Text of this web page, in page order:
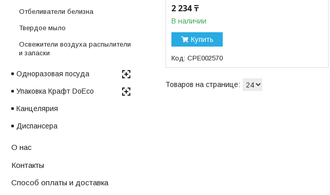
2 234 ₸
В наличии
Купить
СРЕ002570
Отбеливатели белизна
Твердое мыло
Освежители воздуха распылители
и запаски
Одноразовая посуда
Упаковка Крафт DoEco
Канцелярия
Диспансера
О нас
Контакты
Способ оплаты и доставка